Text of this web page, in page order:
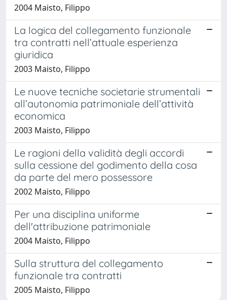
2004 Maisto, Filippo
La logica del collegamento funzionale
tra contratti nell’attuale esperienza
giuridica
2003 Maisto, Filippo
Le nuove tecniche societarie strumentali
all’autonomia patrimoniale dell’attività
economica
2003 Maisto, Filippo
Le ragioni della validità degli accordi
sulla cessione del godimento della cosa
da parte del mero possessore
2002 Maisto, Filippo
Per una disciplina uniforme
dell'attribuzione patrimoniale
2004 Maisto, Filippo
Sulla struttura del collegamento
funzionale tra contratti
2005 Maisto, Filippo